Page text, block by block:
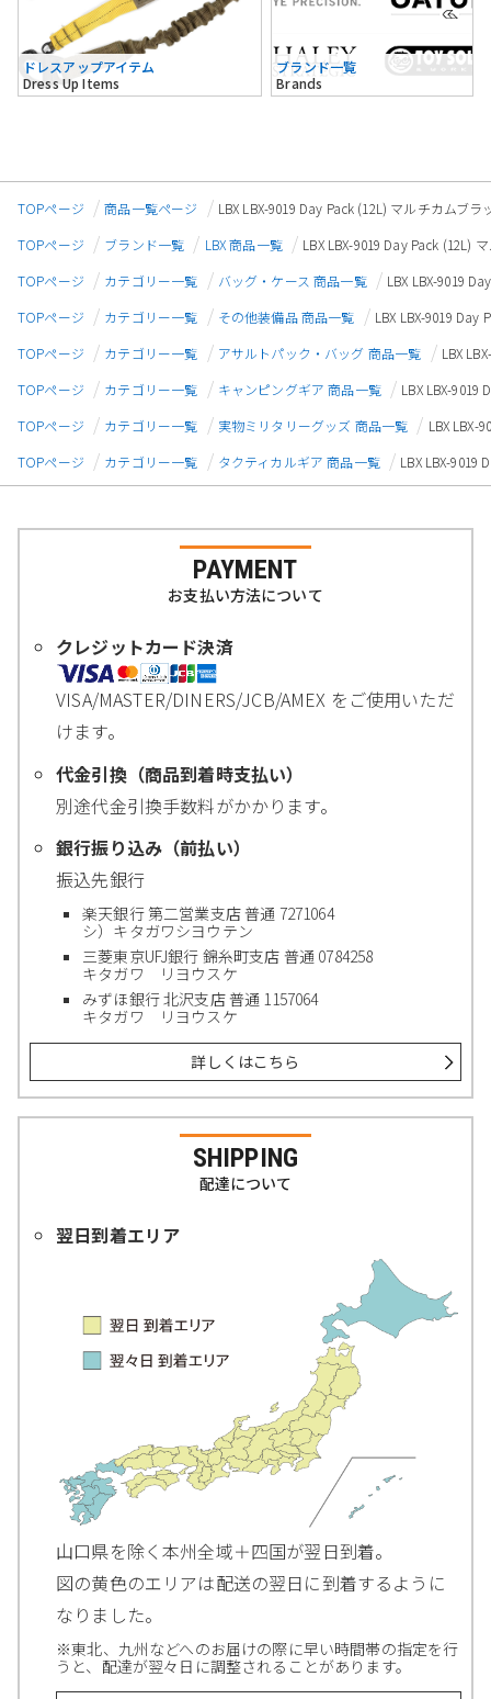
ドレスアップアイテム
Dress Up Items
ブランド一覧
Brands
TOPページ 商品一覧ページ
LBX LBX-9019 Day Pack (12L) マルチカムブラ
TOPページ
ブランド一覧 LBX 商品一覧
LBX LBX-9019 Day Pack (12L)
TOPページ
カテゴリー一覧 バッグ・ケース 商品一覧
LBX LBX-9019
TOPページ
カテゴリー一覧 その他装備品 商品一覧
LBX LBX-9019 Day
TOPページ
カテゴリー一覧 アサルトパック・バッグ 商品一覧
LBX
TOPページ
カテゴリー一覧 キャンピングギア 商品一覧
LBX LBX-9019
TOPページ
カテゴリー一覧 実物ミリタリーグッズ 商品一覧
LBX LBX-
TOPページ
カテゴリー一覧 タクティカルギア 商品一覧 LBX LBX-9019
PAYMENT
お支払い方法について
クレジットカード決済
VISA/MASTER/DINERS/JCB/AMEX をご使用いただ
けます。
代金引換（商品到着時支払い）
別途代金引換手数料がかかります。
銀行振り込み（前払い）
振込先銀行
楽天銀行 第二営業支店 普通 7271064
シ）キタガワシヨウテン
三菱東京UFJ銀行 錦糸町支店 普通 0784258
キタガワ リヨウスケ
みずほ銀行 北沢支店 普通 1157064
キタガワ リヨウスケ
詳しくはこちら
SHIPPING
配達について
翌日到着エリア
山口県を除く本州全域＋四国が翌日到着。
図の黄色のエリアは配送の翌日に到着するように
なりました。
※東北、九州などへのお届けの際に早い時間帯の指定を行
うと、配達が翌々日に調整されることがあります。